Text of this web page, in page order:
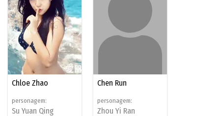
Chloe Zhao
personagem:
Su Yuan Qing
Chen Run
personagem:
Zhou Yi Ran